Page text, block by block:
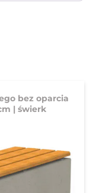
bez oparcia
| świerk